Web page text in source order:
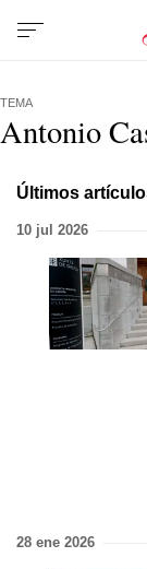
TEMA
Antonio
Últimos
10 jul 2026
28 ene 2026